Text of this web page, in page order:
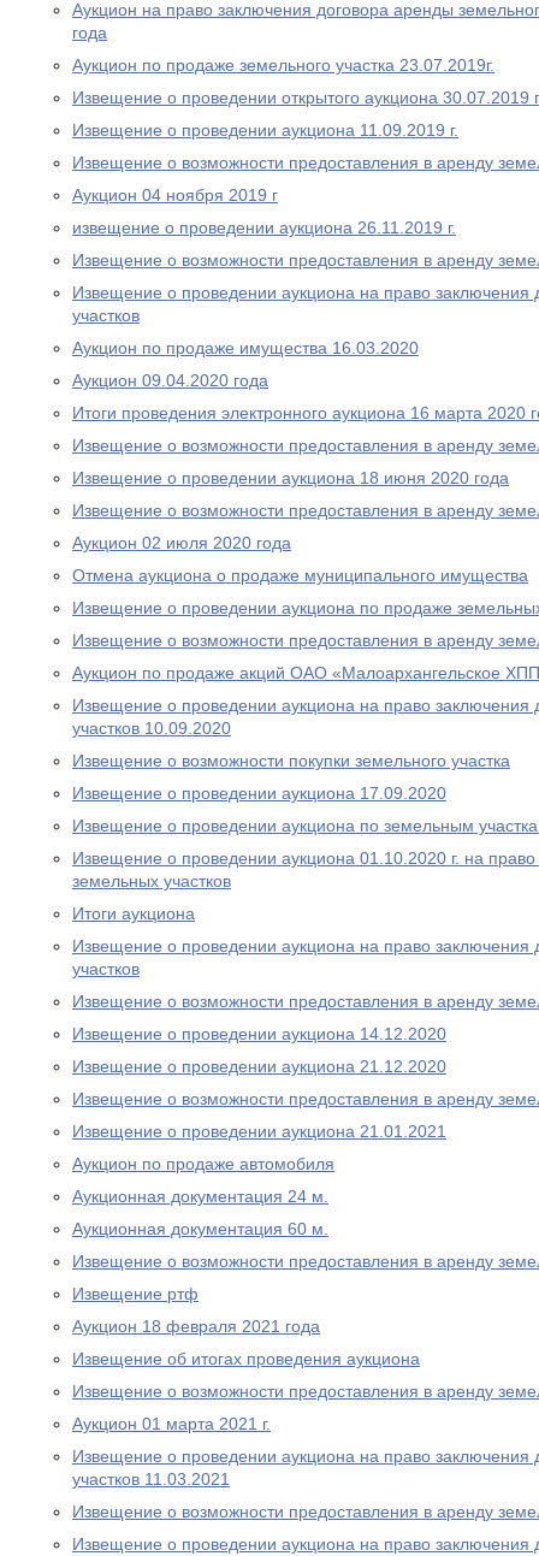
Аукцион на право заключения договора аренды
года
Аукцион по продаже земельного участка 23.07.2019г.
Извещение о проведении открытого аукциона 30.07.2019
Извещение о проведении аукциона 11.09.2019 г.
Извещение о возможности предоставления в аренду
Аукцион 04 ноября 2019 г
извещение о проведении аукциона 26.11.2019 г.
Извещение о возможности предоставления в аренду
Извещение о проведении аукциона на право заключения
участков
Аукцион по продаже имущества 16.03.2020
Аукцион 09.04.2020 года
Итоги проведения электронного аукциона 16 марта
Извещение о возможности предоставления в аренду
Извещение о проведении аукциона 18 июня 2020 года
Извещение о возможности предоставления в аренду
Аукцион 02 июля 2020 года
Отмена аукциона о продаже муниципального имущества
Извещение о проведении аукциона по продаже
Извещение о возможности предоставления в аренду
Аукцион по продаже акций ОАО «Малоархангельское
Извещение о проведении аукциона на право заключения
участков 10.09.2020
Извещение о возможности покупки земельного участка
Извещение о проведении аукциона 17.09.2020
Извещение о проведении аукциона по земельным
Извещение о проведении аукциона 01.10.2020 г. на
земельных участков
Итоги аукциона
Извещение о проведении аукциона на право заключения
участков
Извещение о возможности предоставления в аренду
Извещение о проведении аукциона 14.12.2020
Извещение о проведении аукциона 21.12.2020
Извещение о возможности предоставления в аренду
Извещение о проведении аукциона 21.01.2021
Аукцион по продаже автомобиля
Аукционная документация 24 м.
Аукционная документация 60 м.
Извещение о возможности предоставления в аренду
Извещение ртф
Аукцион 18 февраля 2021 года
Извещение об итогах проведения аукциона
Извещение о возможности предоставления в аренду
Аукцион 01 марта 2021 г.
Извещение о проведении аукциона на право заключения
участков 11.03.2021
Извещение о возможности предоставления в аренду
Извещение о проведении аукциона на право заключения